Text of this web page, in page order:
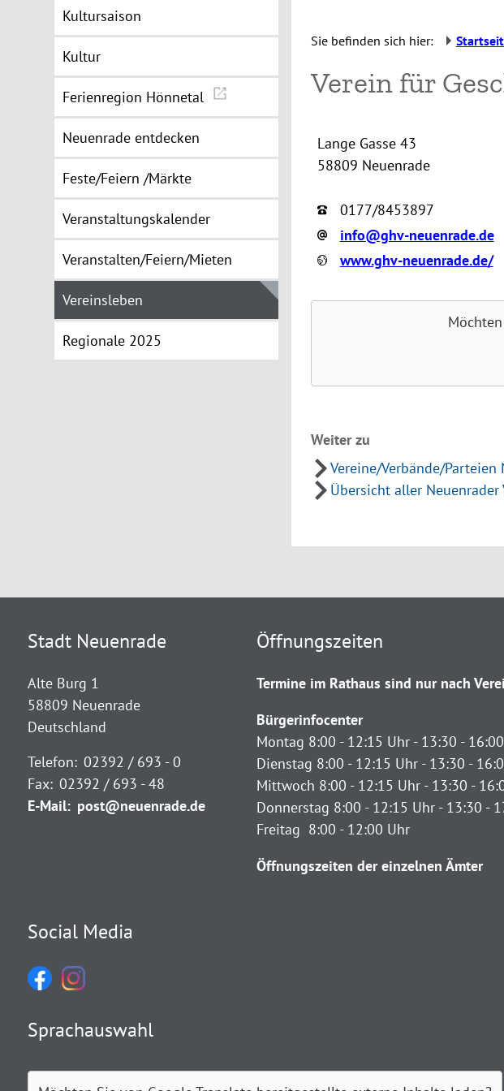
Kultursaison
Kultur
Ferienregion Hönnetal
Neuenrade entdecken
Feste/Feiern /Märkte
Veranstaltungskalender
Veranstalten/Feiern/Mieten
Vereinsleben
Regionale 2025
Sie befinden sich hier:
Verein für
Lange Gasse 43
58809 Neuenrade
0177/8453897
info@ghv-neuenrade.de
www.ghv-neuenrade.de/
Weiter zu
Vereine/Verbände/Parteien
Übersicht aller Neuenrader
Stadt Neuenrade
Alte Burg 1
58809 Neuenrade
Deutschland
Telefon: 02392 / 693 - 0
Fax: 02392 / 693 - 48
E-Mail: post@neuenrade.de
Öffnungszeiten
Termine im Rathaus sind nur nach
Bürgerinfocenter
Montag 8:00 - 12:15 Uhr - 13:30 -
Dienstag 8:00 - 12:15 Uhr - 13:30 -
Mittwoch 8:00 - 12:15 Uhr - 13:30 -
Donnerstag 8:00 - 12:15 Uhr - 13:30 -
Freitag 8:00 - 12:00 Uhr
Öffnungszeiten der einzelnen Ämter
Social Media
Sprachauswahl